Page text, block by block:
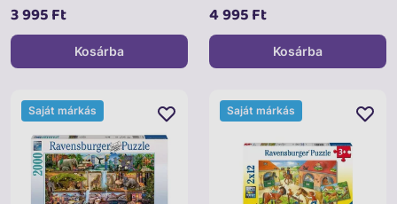
3 995 Ft
Kosárba
4 995 Ft
Kosárba
Saját márkás Saját márkás